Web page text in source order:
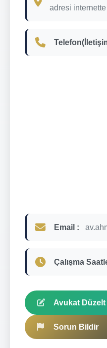
adresi internette
Email :
Çalışma
Avukat Düzelt
Sorun Bildir